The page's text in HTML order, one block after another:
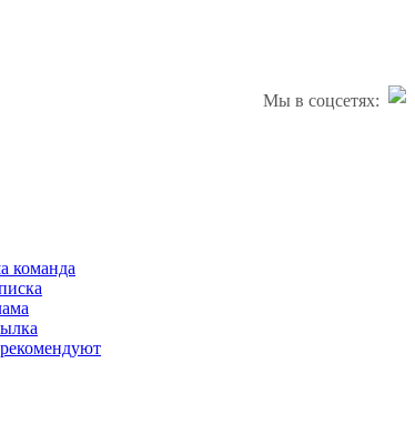
Мы в соцсетях:
команда